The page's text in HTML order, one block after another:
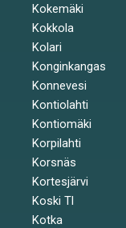
Kokemäki
Kokkola
Kolari
Konginkangas
Konnevesi
Kontiolahti
Kontiomäki
Korpilahti
Korsnäs
Kortesjärvi
Koski Tl
Kotka